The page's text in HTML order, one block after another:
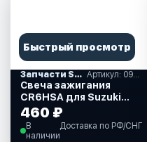
Быстрый просмотр
Запчасти SUZUKI Артикул: 09482-00406-000
Свеча зажигания
CR6HSA для Suzuki
DF2.5 л.с. (09482-
00406-000)
460 ₽
В
наличии
Доставка по РФ/СНГ